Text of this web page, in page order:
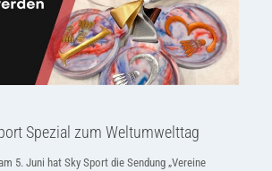
Spezial zum Weltumwelttag
5. Juni hat Sky Sport die Sendung „Vereine